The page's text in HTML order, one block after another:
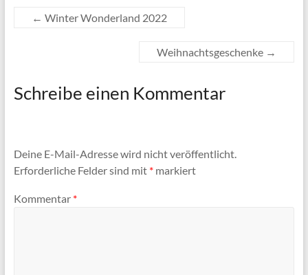
← Winter Wonderland 2022
Weihnachtsgeschenke →
Schreibe einen Kommentar
Deine E-Mail-Adresse wird nicht veröffentlicht.
Erforderliche Felder sind mit *markiert
Kommentar *